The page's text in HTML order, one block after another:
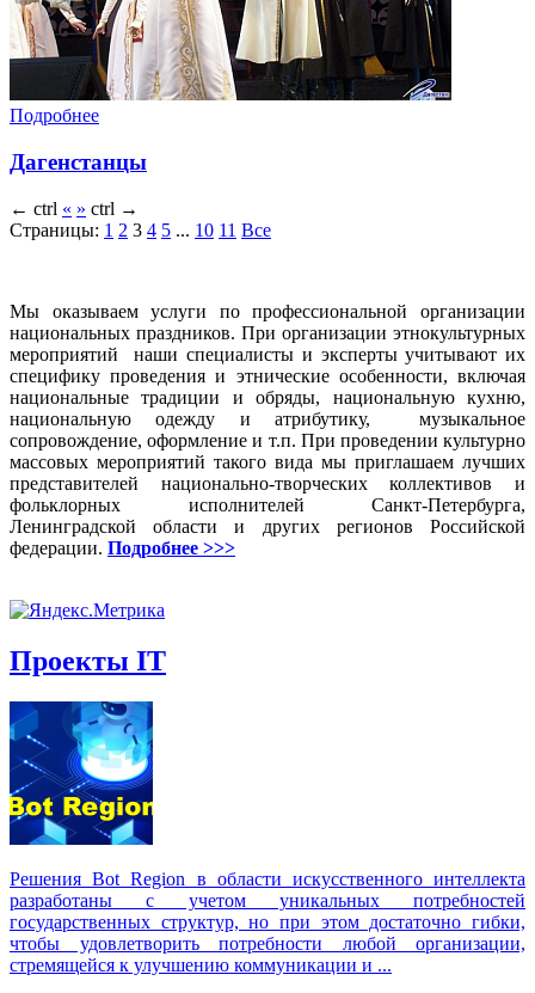
Подробнее
Дагенстанцы
← ctrl « » ctrl →
Страницы: 1 2 3 4 5 ... 10 11 Все
Мы оказываем услуги по профессиональной организации
национальных праздников. При организации этнокультурных
мероприятий наши специалисты и эксперты учитывают их
специфику проведения и этнические особенности, включая
национальные традиции и обряды, национальную кухню,
национальную одежду и атрибутику, музыкальное
сопровождение, оформление и т.п. При проведении культурно
массовых мероприятий такого вида мы приглашаем лучших
представителей национально-творческих коллективов и
фольклорных исполнителей Санкт-Петербурга,
Ленинградской области и других регионов Российской
федерации. Подробнее >>>
Проекты IT
Решения Вot Region в области искусственного интеллекта
разработаны с учетом уникальных потребностей
государственных структур, но при этом достаточно гибки,
чтобы удовлетворить потребности любой организации,
стремящейся к улучшению коммуникации и ...